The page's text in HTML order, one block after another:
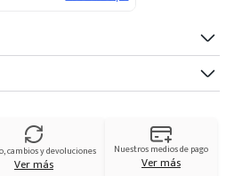
cambios y devoluciones
Ver más
Nuestros medios de pago
Ver más